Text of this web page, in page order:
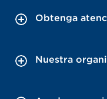
Obtenga
Nuestra